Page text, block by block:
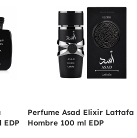
EDP
Perfume Asad Elixir Lattafa
Hombre 100 ml EDP